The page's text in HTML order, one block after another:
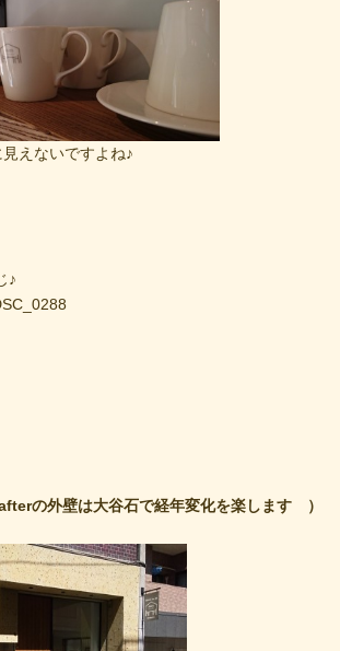
えないですよね♪
♪
の外壁は大谷石で経年変化を楽します ）